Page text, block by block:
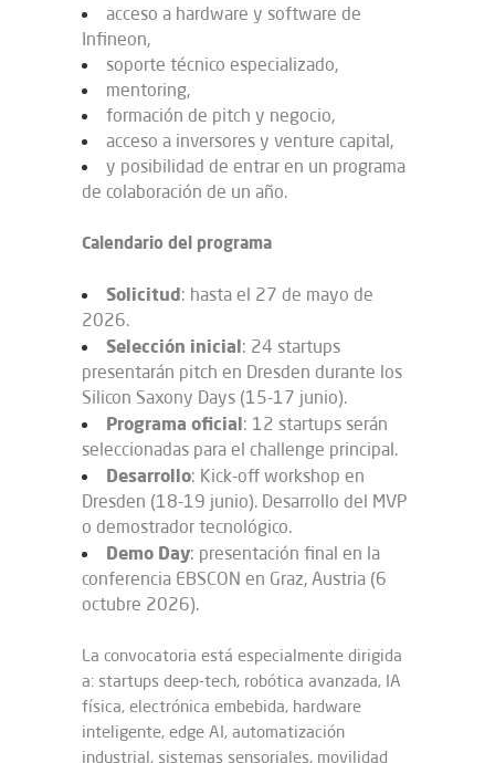
acceso a hardware y software de
Infineon,
soporte técnico especializado,
mentoring,
formación de pitch y negocio,
acceso a inversores y venture capital,
y posibilidad de entrar en un programa
de colaboración de un año.
Calendario del programa
Solicitud: hasta el 27 de mayo de
2026.
Selección inicial: 24 startups
presentarán pitch en Dresden durante los
Silicon Saxony Days (15-17 junio).
Programa oficial: 12 startups serán
seleccionadas para el challenge principal.
Desarrollo: Kick-off workshop en
Dresden (18-19 junio). Desarrollo del MVP
o demostrador tecnológico.
Demo Day: presentación final en la
conferencia EBSCON en Graz, Austria (6
octubre 2026).
La convocatoria está especialmente dirigida
a: startups deep-tech, robótica avanzada, IA
física, electrónica embebida, hardware
inteligente, edge AI, automatización
industrial, sistemas sensoriales, movilidad